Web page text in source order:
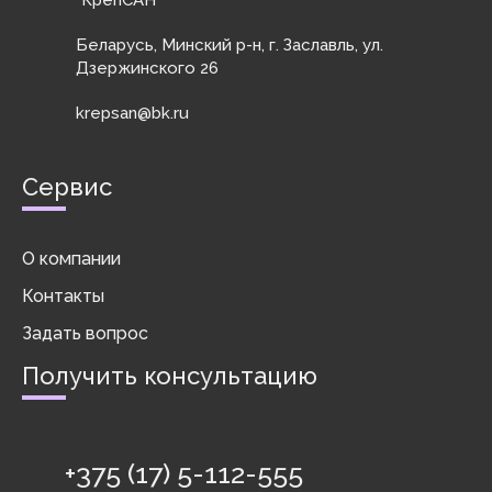
Беларусь, Минский р-н, г. Заславль, ул.
Дзержинского 26
krepsan@bk.ru
Сервис
О компании
Контакты
Задать вопрос
Получить консультацию
+375 (17) 5-112-555